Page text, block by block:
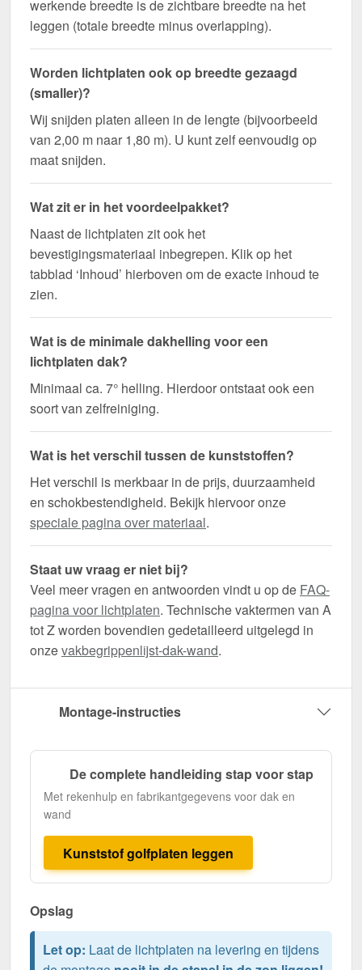
werkende breedte is de zichtbare breedte na het
leggen (totale breedte minus overlapping).
Worden lichtplaten ook op breedte gezaagd
(smaller)?
Wij snijden platen alleen in de lengte (bijvoorbeeld
van 2,00 m naar 1,80 m). U kunt zelf eenvoudig op
maat snijden.
Wat zit er in het voordeelpakket?
Naast de lichtplaten zit ook het
bevestigingsmateriaal inbegrepen. Klik op het
tabblad ‘Inhoud’ hierboven om de exacte inhoud te
zien.
Wat is de minimale dakhelling voor een
lichtplaten dak?
Minimaal ca. 7° helling. Hierdoor ontstaat ook een
soort van zelfreiniging.
Wat is het verschil tussen de kunststoffen?
Het verschil is merkbaar in de prijs, duurzaamheid
en schokbestendigheid. Bekijk hiervoor onze
speciale pagina over materiaal.
Staat uw vraag er niet bij?
Veel meer vragen en antwoorden vindt u op de FAQ-
pagina voor lichtplaten. Technische vaktermen van A
tot Z worden bovendien gedetailleerd uitgelegd in
onzevakbegrippenlijst-dak-wand.
Montage-instructies
De complete handleiding stap voor stap
Met rekenhulp en fabrikantgegevens voor dak en
wand
Kunststof golfplaten leggen
Opslag
Let op: Laat de lichtplaten na levering en tijdens